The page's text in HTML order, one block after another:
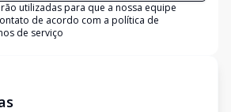
utilizadas para que a nossa equipe
de acordo com a política de
de serviço